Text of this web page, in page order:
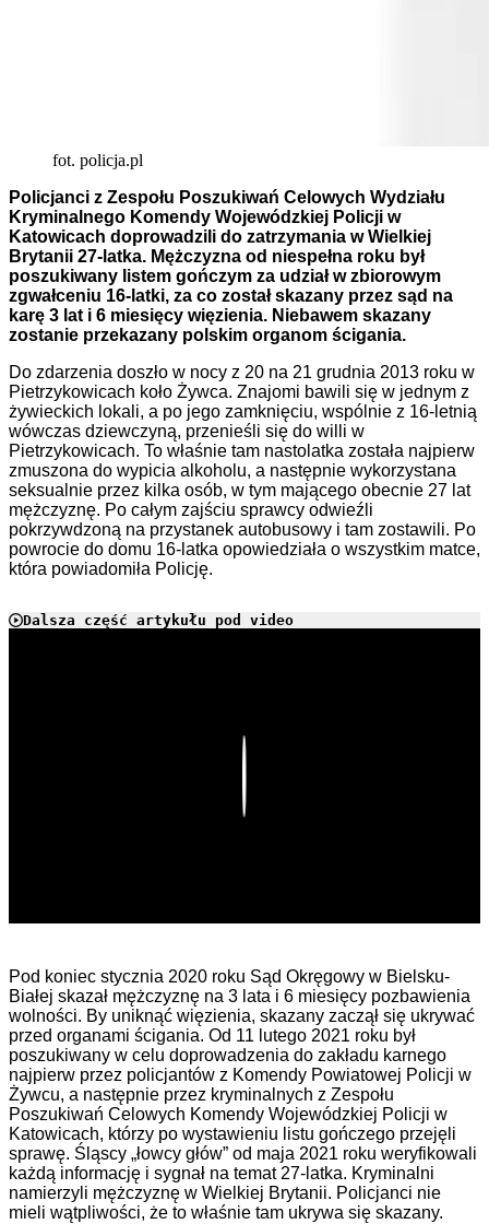
fot. policja.pl
Policjanci z Zespołu Poszukiwań Celowych Wydziału
Kryminalnego Komendy Wojewódzkiej Policji w
Katowicach doprowadzili do zatrzymania w Wielkiej
Brytanii 27-latka. Mężczyzna od niespełna roku był
poszukiwany listem gończym za udział w zbiorowym
zgwałceniu 16-latki, za co został skazany przez sąd na
karę 3 lat i 6 miesięcy więzienia. Niebawem skazany
zostanie przekazany polskim organom ścigania.
Do zdarzenia doszło w nocy z 20 na 21 grudnia 2013 roku w
Pietrzykowicach koło Żywca. Znajomi bawili się w jednym z
żywieckich lokali, a po jego zamknięciu, wspólnie z 16-letnią
wówczas dziewczyną, przenieśli się do willi w
Pietrzykowicach. To właśnie tam nastolatka została najpierw
zmuszona do wypicia alkoholu, a następnie wykorzystana
seksualnie przez kilka osób, w tym mającego obecnie 27 lat
mężczyznę. Po całym zajściu sprawcy odwieźli
pokrzywdzoną na przystanek autobusowy i tam zostawili. Po
powrocie do domu 16-latka opowiedziała o wszystkim matce,
która powiadomiła Policję.
Dalsza część artykułu pod video
Pod koniec stycznia 2020 roku Sąd Okręgowy w Bielsku-
Białej skazał mężczyznę na 3 lata i 6 miesięcy pozbawienia
wolności. By uniknąć więzienia, skazany zaczął się ukrywać
przed organami ścigania. Od 11 lutego 2021 roku był
poszukiwany w celu doprowadzenia do zakładu karnego
najpierw przez policjantów z Komendy Powiatowej Policji w
Żywcu, a następnie przez kryminalnych z Zespołu
Poszukiwań Celowych Komendy Wojewódzkiej Policji w
Katowicach, którzy po wystawieniu listu gończego przejęli
sprawę. Śląscy „łowcy głów” od maja 2021 roku weryfikowali
każdą informację i sygnał na temat 27-latka. Kryminalni
namierzyli mężczyznę w Wielkiej Brytanii. Policjanci nie
mieli wątpliwości, że to właśnie tam ukrywa się skazany.